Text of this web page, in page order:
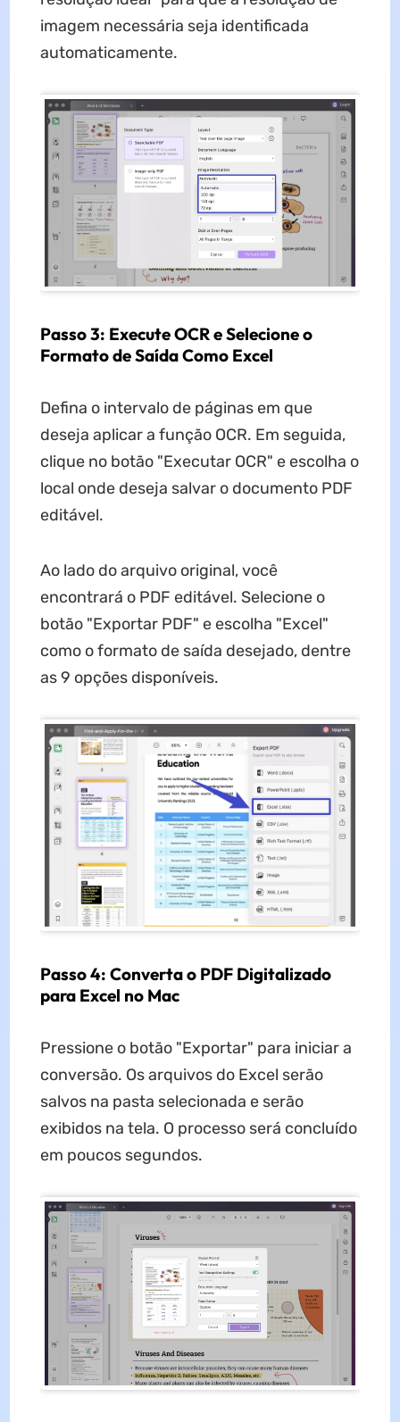
imagem necessária seja identificada
automaticamente.
Passo 3: Execute OCR e Selecione o
Formato de Saída Como Excel
Defina o intervalo de páginas em que
deseja aplicar a função OCR. Em seguida,
clique no botão "Executar OCR" e escolha o
local onde deseja salvar o documento PDF
editável.
Ao lado do arquivo original, você
encontrará o PDF editável. Selecione o
botão "Exportar PDF" e escolha "Excel"
como o formato de saída desejado, dentre
as 9 opções disponíveis.
Passo 4: Converta o PDF Digitalizado
para Excel no Mac
Pressione o botão "Exportar" para iniciar a
conversão. Os arquivos do Excel serão
salvos na pasta selecionada e serão
exibidos na tela. O processo será concluído
em poucos segundos.